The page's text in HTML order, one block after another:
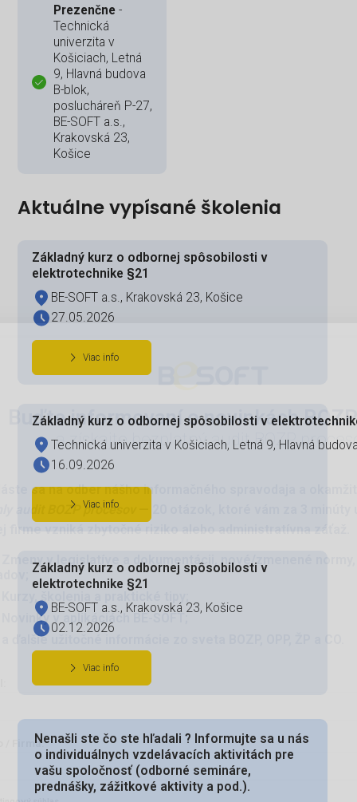
Prezenčne -
Technická
univerzita v
Košiciach, Letná
9, Hlavná budova
B-blok,
poslucháreň P-27,
BE-SOFT a.s.,
Krakovská 23,
Košice
Aktuálne vypísané školenia
Základný kurz o odbornej spôsobilosti v
elektrotechnike §21
BE-SOFT a.s., Krakovská 23, Košice
27.05.2026
Viac info
Základný kurz o odbornej spôsobilosti v
Technická univerzita v Košiciach, Letná 9, Hlavná
16.09.2026
Viac info
Základný kurz o odbornej spôsobilosti v
elektrotechnike §21
BE-SOFT a.s., Krakovská 23, Košice
02.12.2026
Viac info
Nenašli ste čo ste hľadali ? Informujte sa u nás
o individuálnych vzdelávacích aktivitách pre
vašu spoločnosť (odborné semináre,
prednášky, zážitkové aktivity a pod.).
informovaní o novinkách BOZP a
a získajte bezplatný audit BOZP procesov
na odber nášho informačného spravodaja a okamžite
vzniká zbytočné riziko alebo administratívna záťaž.
v legislatíve a dokumentácii, nové/zmenené normy,
školenia a praktické tipy;
užitočné informácie zo sveta BOZP, OPP, ŽP a CO.